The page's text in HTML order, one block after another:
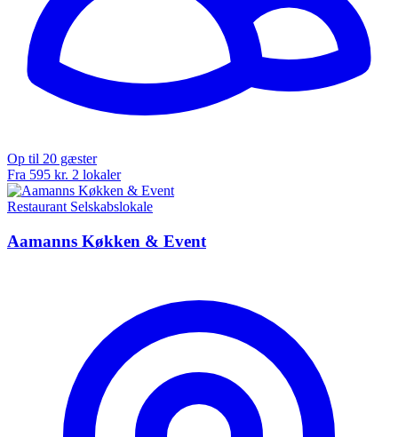
Op til 20 gæster
Fra 595 kr. 2 lokaler
Restaurant Selskabslokale
Aamanns Køkken & Event